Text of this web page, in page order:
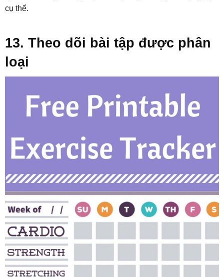
cụ thể.
13. Theo dõi bài tập được phân
loại